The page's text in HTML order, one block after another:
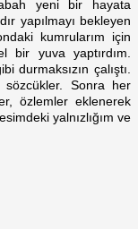
yeni bir hayata
yapılmayı bekleyen
kumrularım için
bir yuva yaptırdım.
durmaksızın çalıştı.
sözcükler. Sonra her
özlemler eklenerek
yalnızlığım ve